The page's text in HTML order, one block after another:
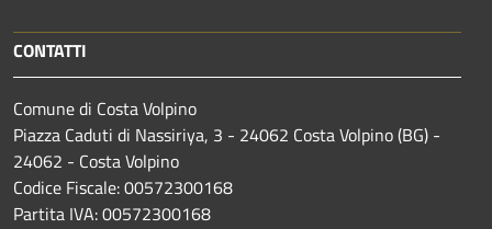
CONTATTI
Comune di Costa Volpino
Piazza Caduti di Nassiriya, 3 - 24062 Costa Volpino (BG) -
24062 - Costa Volpino
Codice Fiscale: 00572300168
Partita IVA: 00572300168